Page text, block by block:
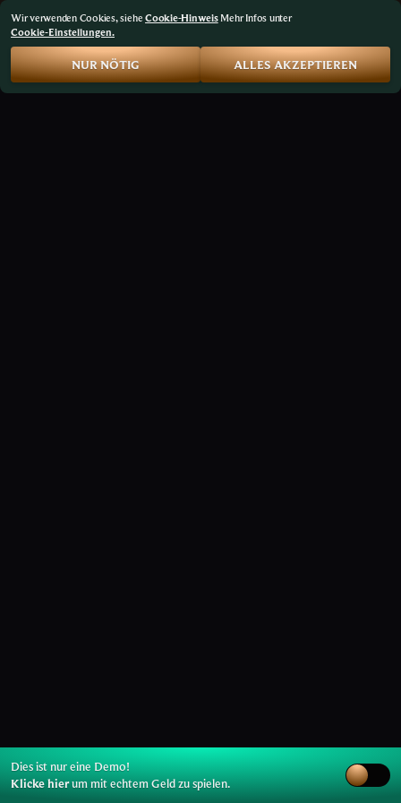
Dies ist nur eine Demo!
Klicke hierum mit echtem Geld zu spielen.
Wir verwenden Cookies, sieheCookie-HinweisMehr Infos unter
Cookie-Einstellungen.
NUR NÖTIG ALLES AKZEPTIEREN